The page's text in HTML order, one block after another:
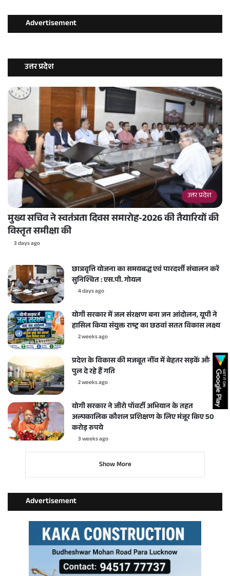
Advertisement
उत्तर प्रदेश
उत्तर प्रदेश
मुख्य सचिव ने स्वतंत्रता दिवस समारोह-2026 की तैयारियों की
विस्तृत समीक्षा की
3 days ago
छात्रवृत्ति योजना का समयबद्ध एवं पारदर्शी संचालन करें
सुनिश्चित : एस.पी. गोयल
4 days ago
योगी सरकार में जल संरक्षण बना जन आंदोलन, यूपी ने
हासिल किया संयुक्त राष्ट्र का छठवां सतत विकास लक्ष्य
2 weeks ago
प्रदेश के विकास की मजबूत नींव में बेहतर सड़कें और
पुल दे रहे हैं गति
2 weeks ago
योगी सरकार ने जीरो पॉवर्टी अभियान के तहत
अल्पकालिक कौशल प्रशिक्षण के लिए मंजूर किए 50
करोड़ रुपये
3 weeks ago
Show More
Advertisement